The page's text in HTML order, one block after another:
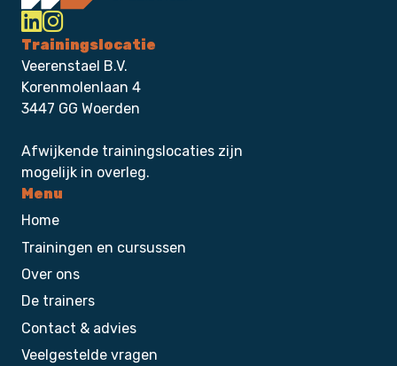
Trainingslocatie
Veerenstael B.V.
Korenmolenlaan 4
3447 GG Woerden
Afwijkende trainingslocaties zijn
mogelijk in overleg.
Menu
Home
Trainingen en cursussen
Over ons
De trainers
Contact & advies
Veelgestelde vragen